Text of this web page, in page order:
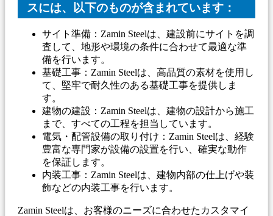
スには、以下のものが含まれています：
サイト準備：Zamin Steelは、建設前にサイトを調
査して、地形や環境の条件に合わせて最適な準
備を行います。
基礎工事：Zamin Steelは、高品質の素材を使用し
て、堅牢で耐久性のある基礎工事を提供しま
す。
建物の建設：Zamin Steelは、建物の設計から施工
まで、すべての工程を担当しています。
電気・配管設備の取り付け：Zamin Steelは、経験
豊富な専門家が設備の設置を行い、確実な動作
を保証します。
内装工事：Zamin Steelは、建物内部の仕上げや装
飾などの内装工事を行います。
Zamin Steelは、お客様のニーズに合わせたカスタマイ